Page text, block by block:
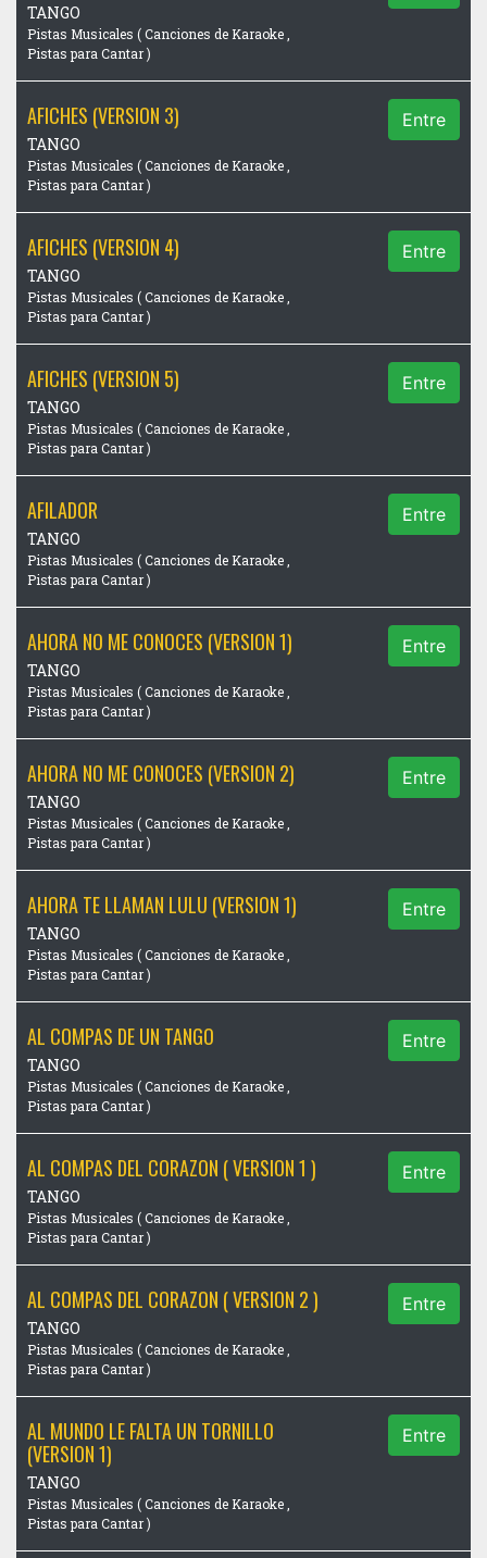
TANGO
Pistas Musicales ( Canciones de Karaoke ,
Pistas para Cantar )
AFICHES (VERSION 3)
TANGO
Pistas Musicales ( Canciones de Karaoke ,
Pistas para Cantar )
Entre
AFICHES (VERSION 4)
TANGO
Pistas Musicales ( Canciones de Karaoke ,
Pistas para Cantar )
Entre
AFICHES (VERSION 5)
TANGO
Pistas Musicales ( Canciones de Karaoke ,
Pistas para Cantar )
Entre
AFILADOR
TANGO
Pistas Musicales ( Canciones de Karaoke ,
Pistas para Cantar )
Entre
AHORA NO ME CONOCES (VERSION 1)
TANGO
Pistas Musicales ( Canciones de Karaoke ,
Pistas para Cantar )
Entre
AHORA NO ME CONOCES (VERSION 2)
TANGO
Pistas Musicales ( Canciones de Karaoke ,
Pistas para Cantar )
Entre
AHORA TE LLAMAN LULU (VERSION 1)
TANGO
Pistas Musicales ( Canciones de Karaoke ,
Pistas para Cantar )
Entre
AL COMPAS DE UN TANGO
TANGO
Pistas Musicales ( Canciones de Karaoke ,
Pistas para Cantar )
Entre
AL COMPAS DEL CORAZON ( VERSION 1 )
TANGO
Pistas Musicales ( Canciones de Karaoke ,
Pistas para Cantar )
Entre
AL COMPAS DEL CORAZON ( VERSION 2 )
TANGO
Pistas Musicales ( Canciones de Karaoke ,
Pistas para Cantar )
Entre
AL MUNDO LE FALTA UN TORNILLO
(VERSION 1)
TANGO
Pistas Musicales ( Canciones de Karaoke ,
Pistas para Cantar )
Entre